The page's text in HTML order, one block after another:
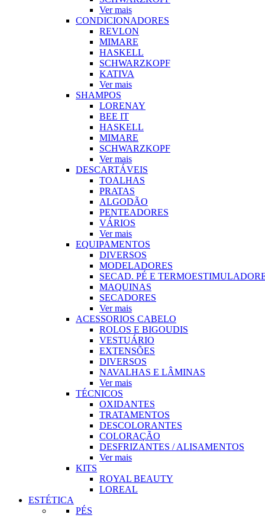
Ver mais
CONDICIONADORES
REVLON
MIMARE
HASKELL
SCHWARZKOPF
KATIVA
Ver mais
SHAMPOS
LORENAY
BEE IT
HASKELL
MIMARE
SCHWARZKOPF
Ver mais
DESCARTÁVEIS
TOALHAS
PRATAS
ALGODÃO
PENTEADORES
VÁRIOS
Ver mais
EQUIPAMENTOS
DIVERSOS
MODELADORES
SECAD. PÉ E
MAQUINAS
SECADORES
Ver mais
ACESSORIOS CABELO
ROLOS E BIGOUDIS
VESTUÁRIO
EXTENSÕES
DIVERSOS
NAVALHAS E LÂMINAS
Ver mais
TÉCNICOS
OXIDANTES
TRATAMENTOS
DESCOLORANTES
COLORAÇÃO
DESFRIZANTES / ALISAMENTOS
Ver mais
KITS
ROYAL BEAUTY
LOREAL
ESTÉTICA
PÉS